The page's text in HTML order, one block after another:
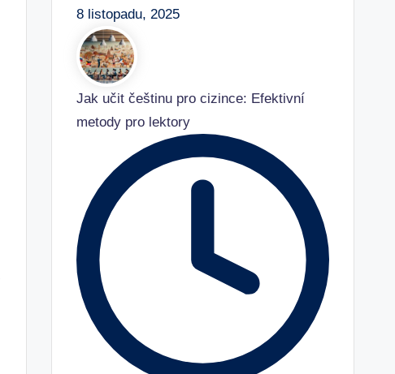
8 listopadu, 2025
Jak učit češtinu pro cizince: Efektivní
metody pro lektory